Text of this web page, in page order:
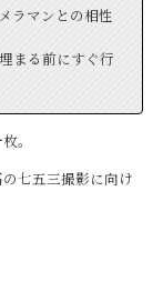
ラマンとの相性
まる前にすぐ行
。
七五三撮影に向け